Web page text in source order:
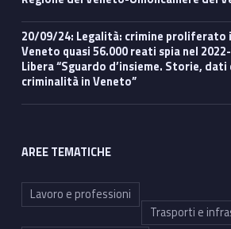
20/09/24: Legalità: crimine proliferato in pandemia, in
Veneto quasi 56.000 reati spia nel
Libera “Sguardo d’insieme. Storie, dati
criminalità in Veneto”
AREE TEMATICHE
Lavoro e professioni
Trasporti e